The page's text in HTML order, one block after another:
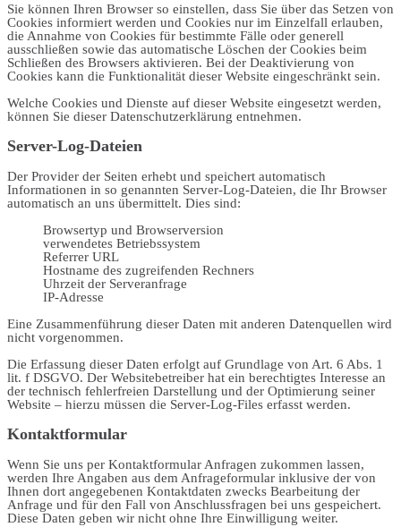
Sie können Ihren Browser so einstellen, dass Sie über das Setzen von
Cookies informiert werden und Cookies nur im Einzelfall erlauben,
die Annahme von Cookies für bestimmte Fälle oder generell
ausschließen sowie das automatische Löschen der Cookies beim
Schließen des Browsers aktivieren. Bei der Deaktivierung von
Cookies kann die Funktionalität dieser Website eingeschränkt sein.
Welche Cookies und Dienste auf dieser Website eingesetzt werden,
können Sie dieser Datenschutzerklärung entnehmen.
Server-Log-Dateien
Der Provider der Seiten erhebt und speichert automatisch
Informationen in so genannten Server-Log-Dateien, die Ihr Browser
automatisch an uns übermittelt. Dies sind:
Browsertyp und Browserversion
verwendetes Betriebssystem
Referrer URL
Hostname des zugreifenden Rechners
Uhrzeit der Serveranfrage
IP-Adresse
Eine Zusammenführung dieser Daten mit anderen Datenquellen wird
nicht vorgenommen.
Die Erfassung dieser Daten erfolgt auf Grundlage von Art. 6 Abs. 1
lit. f DSGVO. Der Websitebetreiber hat ein berechtigtes Interesse an
der technisch fehlerfreien Darstellung und der Optimierung seiner
Website – hierzu müssen die Server-Log-Files erfasst werden.
Kontaktformular
Wenn Sie uns per Kontaktformular Anfragen zukommen lassen,
werden Ihre Angaben aus dem Anfrageformular inklusive der von
Ihnen dort angegebenen Kontaktdaten zwecks Bearbeitung der
Anfrage und für den Fall von Anschlussfragen bei uns gespeichert.
Diese Daten geben wir nicht ohne Ihre Einwilligung weiter.